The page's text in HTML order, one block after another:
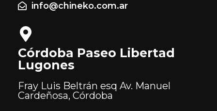
info@chineko.com.ar
Córdoba Paseo Libertad
Lugones
Fray Luis Beltrán esq Av. Manuel
Cardeñosa, Córdoba